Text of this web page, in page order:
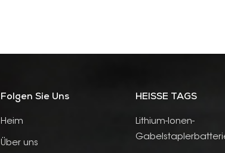
Folgen Sie Uns
Heim
Über uns
HEISSE TAGS
Lithium-Ionen-